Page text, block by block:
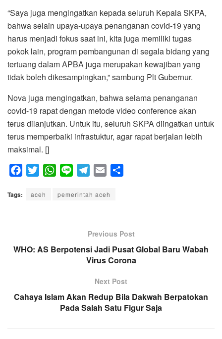
“Saya juga mengingatkan kepada seluruh Kepala SKPA,
bahwa selain upaya-upaya penanganan covid-19 yang
harus menjadi fokus saat ini, kita juga memiliki tugas
pokok lain, program pembangunan di segala bidang yang
tertuang dalam APBA juga merupakan kewajiban yang
tidak boleh dikesampingkan,” sambung Plt Gubernur.
Nova juga mengingatkan, bahwa selama penanganan
covid-19 rapat dengan metode video conference akan
terus dilanjutkan. Untuk itu, seluruh SKPA diingatkan untuk
terus memperbaiki infrastuktur, agar rapat berjalan lebih
maksimal. []
o
i
r
W
a
p
n
l
r
a
m
a
Tags: aceh pemerintah aceh
Previous Post
WHO: AS Berpotensi Jadi Pusat Global Baru Wabah
Virus Corona
Next Post
Cahaya Islam Akan Redup Bila Dakwah Berpatokan
Pada Salah Satu Figur Saja